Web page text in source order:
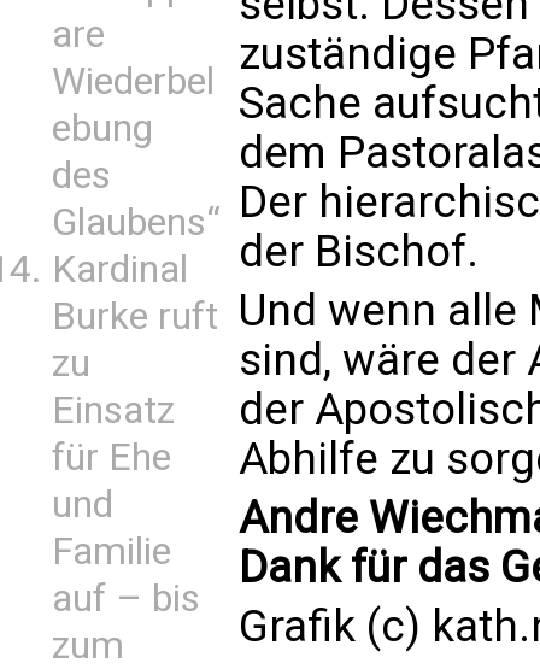
are
Wiederbel
ebung
des
Glaubens“
Kardinal
Burke ruft
zu
Einsatz
für Ehe
und
Familie
auf – bis
zum
zuständige
Sache
dem
Der
der Bischof.
Und wenn alle
sind, wäre der
der
Abhilfe zu
Andre
Dank für das
Grafik (c)